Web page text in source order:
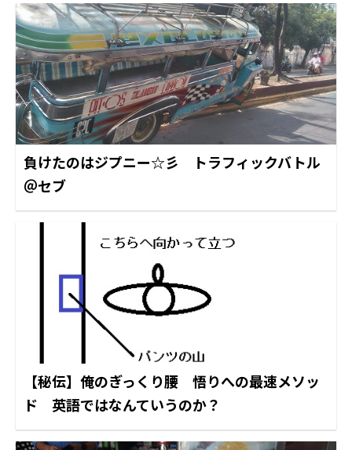
負けたのはジプニー☆彡 トラフィックバトル
＠セブ
【秘伝】俺のぎっくり腰 悟りへの最速メソッ
ド 英語ではなんていうのか？